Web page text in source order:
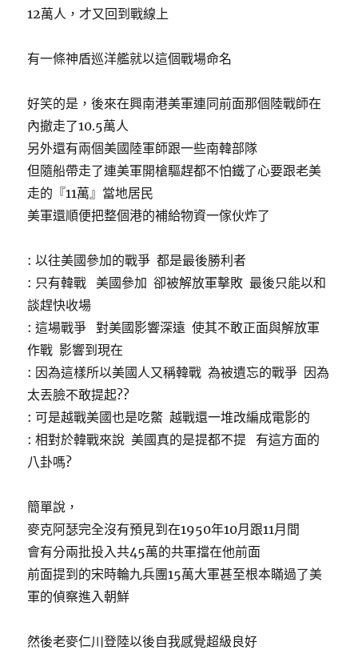
12萬人，才又回到戰線上
有一條神盾巡洋艦就以這個戰場命名
好笑的是，後來在興南港美軍連同前面那個陸戰師在
內撤走了10.5萬人
另外還有兩個美國陸軍師跟一些南韓部隊
但隨船帶走了連美軍開槍驅趕都不怕鐵了心要跟老美
走的『11萬』當地居民
美軍還順便把整個港的補給物資一傢伙炸了
: 以往美國參加的戰爭 都是最後勝利者
: 只有韓戰 美國參加 卻被解放軍擊敗 最後只能以和
談趕快收場
: 這場戰爭 對美國影響深遠 使其不敢正面與解放軍
作戰 影響到現在
: 因為這樣所以美國人又稱韓戰 為被遺忘的戰爭 因為
太丟臉不敢提起??
: 可是越戰美國也是吃鱉 越戰還一堆改編成電影的
: 相對於韓戰來說 美國真的是提都不提 有這方面的
八卦嗎?
簡單說，
麥克阿瑟完全沒有預見到在1950年10月跟11月間
會有分兩批投入共45萬的共軍擋在他前面
前面提到的宋時輪九兵團15萬大軍甚至根本瞞過了美
軍的偵察進入朝鮮
然後老麥仁川登陸以後自我感覺超級良好